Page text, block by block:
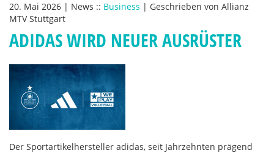
20. Mai 2026 | News :: Business | Geschrieben von Allianz
MTV Stuttgart
ADIDAS WIRD NEUER AUSRÜSTER
Der Sportartikelhersteller adidas, seit Jahrzehnten prägend